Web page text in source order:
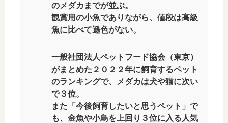
のメダカまでが並ぶ。
観賞用の小魚でありながら、値段は高級
魚に比べて遜色がない。
一般社団法人ペットフード協会（東京）
がまとめた２０２２年に飼育するペット
のランキングで、メダカは犬や猫に次い
で３位。
また「今後飼育したいと思うペット」で
も、金魚や小鳥を上回り３位に入る人気